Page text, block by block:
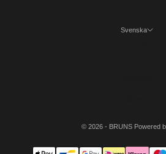
Svenska
© 2026 - BRUNS Powered